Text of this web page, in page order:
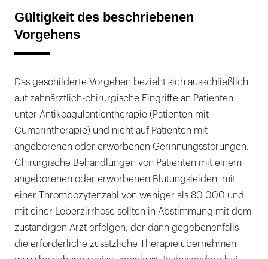
Gültigkeit des beschriebenen
Vorgehens
Das geschilderte Vorgehen bezieht sich ausschließlich
auf zahnärztlich-chirurgische Eingriffe an Patienten
unter Antikoagulantientherapie (Patienten mit
Cumarintherapie) und nicht auf Patienten mit
angeborenen oder erworbenen Gerinnungsstörungen.
Chirurgische Behandlungen von Patienten mit einem
angeborenen oder erworbenen Blutungsleiden, mit
einer Thrombozytenzahl von weniger als 80 000 und
mit einer Leberzirrhose sollten in Abstimmung mit dem
zuständigen Arzt erfolgen, der dann gegebenenfalls
die erforderliche zusätzliche Therapie übernehmen